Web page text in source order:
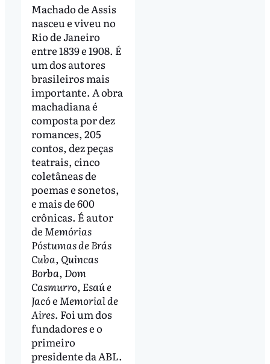
Machado de Assis
nasceu e viveu no
Rio de Janeiro
entre 1839 e 1908. É
um dos autores
brasileiros mais
importante. A obra
machadiana é
composta por dez
romances, 205
contos, dez peças
teatrais, cinco
coletâneas de
poemas e sonetos,
e mais de 600
crônicas. É autor
de Memórias
Póstumas de Brás
Cuba, Quincas
Borba, Dom
Casmurro, Esaú e
Jacóe Memorial de
Aires. Foi um dos
fundadores e o
primeiro
presidente da ABL.